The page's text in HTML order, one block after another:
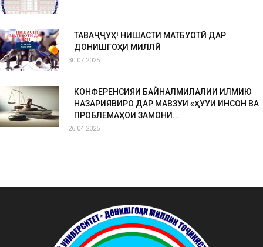
ТАВАҶҶУҲ! НИШАСТИ МАТБУОТӢ ДАР
ДОНИШГОҲИ МИЛЛӢ
30.07.2025
КОНФЕРЕНСИЯИ БАЙНАЛМИЛАЛИИ ИЛМИЮ
НАЗАРИЯВИРО ДАР МАВЗУИ «ҲУҚУҚИ ИНСОН ВА
ПРОБЛЕМАҲОИ ЗАМОНИ...
26.04.2025